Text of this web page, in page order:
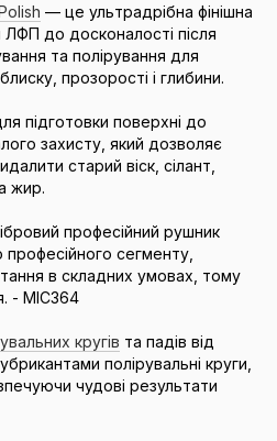
— це ультрадрібна фінішна
до досконалості після
та полірування для
прозорості і глибини.
підготовки поверхні до
захисту, який дозволяє
старий віск, сілант,
жир.
професійний рушник
сегменту,
в складних умовах, тому
- MIC364
кругів та падів від
полірувальні круги,
чудові результати